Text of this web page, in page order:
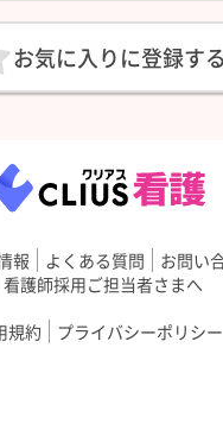
お気に入りに登録する
報 よくある質問
お問い
看護師採用ご担当者さまへ
規約
プライバシーポリシー